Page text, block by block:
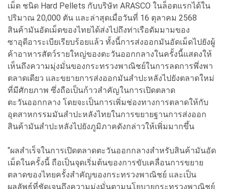
เม็ด ชนิด Hard Pellets กับบริษัท ARASCO ในล็อตแรกได้ใน
ปริมาณ 20,000 ตัน และล่าสุดเมื่อวันที่ 16 ตุลาคม 2568
สินค้ามันอัดเม็ดของไทยได้ส่งไปถึงท่าเรือดัมมามของ
ซาอุดีอาระเบียเรียบร้อยแล้ว ทั้งนี้การส่งออกมันอัดเม็ดไปยังผู้
ค้าอาหารสัตว์รายใหญ่ของตะวันออกกลางในครั้งนี้แสดงให้
เห็นถึงความมุ่งมั่นของกระทรวงพาณิชย์ในการลดการพึ่งพา
ตลาดเดียว และขยายการส่งออกมันสำปะหลังไปยังตลาดใหม่
ที่มีศักยภาพ ซึ่งถือเป็นก้าวสำคัญในการเปิดตลาด
ตะวันออกกลาง โดยจะเป็นการเพิ่มช่องทางการตลาดให้กับ
อุตสาหกรรมมันสำปะหลังไทยในการขยายฐานการส่งออก
สินค้ามันสำปะหลังไปยังภูมิภาคดังกล่าวให้เพิ่มมากขึ้น
“ผลสำเร็จในการเปิดตลาดตะวันออกกลางสำหรับสินค้ามันอัด
เม็ดในครั้งนี้ ถือเป็นจุดเริ่มต้นของการขับเคลื่อนการขยาย
ตลาดของไทยครั้งสำคัญของกระทรวงพาณิชย์ และเป็น
ผลลัพธ์ที่ชัดเจนถึงความมุ่งมั่นตามนโยบายกระทรวงพาณิชย์